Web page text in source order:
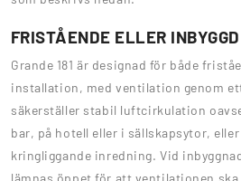
FRISTÅENDE ELLER
Grande 181 är designad för både
installation, med ventilation genom
säkerställer stabil luftcirkulation
bar, på hotell eller i sällskapsytor,
kringliggande inredning. Vid